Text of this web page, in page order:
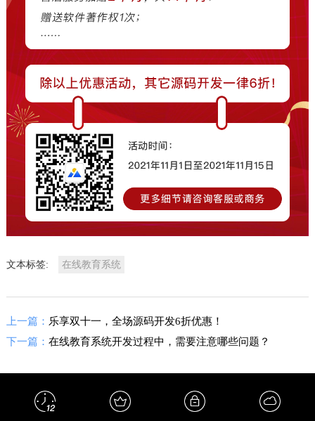
文本标签: 在线教育系统
上一篇： 乐享双十一，全场源码开发6折优惠！
下一篇： 在线教育系统开发过程中，需要注意哪些问题？